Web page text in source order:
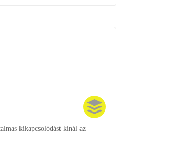
kikapcsolódást kínál az